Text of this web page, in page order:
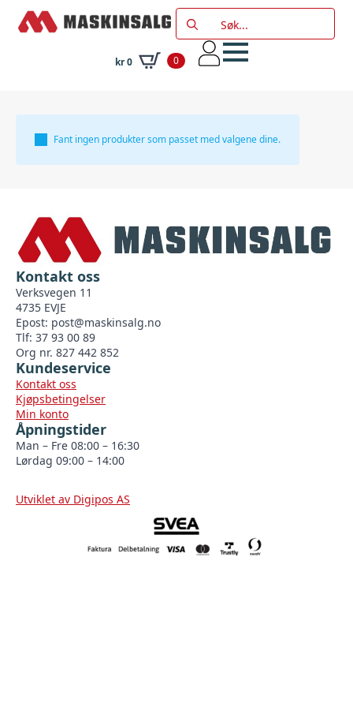
Search
for:
kr0 0
Fant ingen produkter som passet med valgene dine.
Kontakt oss
Verksvegen 11
4735 EVJE
Epost: post@maskinsalg.no
Tlf: 37 93 00 89
Org nr. 827 442 852
Kundeservice
Kontakt oss
Kjøpsbetingelser
Min konto
Åpningstider
Man – Fre 08:00 – 16:30
Lørdag 09:00 – 14:00
Utviklet av Digipos AS